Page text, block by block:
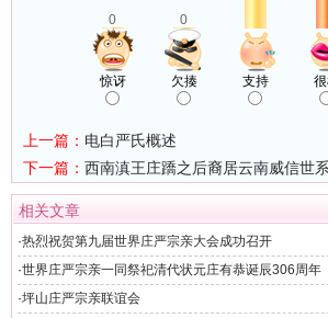
0 0
惊讶 欠揍 支持
上一篇： 电白严氏概述
下一篇： 西南滇王庄蹻之后裔居云南威信世系
相关文章
·热烈祝贺第九届世界庄严宗亲大会成功召开
·世界庄严宗亲一同祭祀清代状元庄有恭诞辰306周年
迎晚宴）
·坪山庄严宗亲联谊会